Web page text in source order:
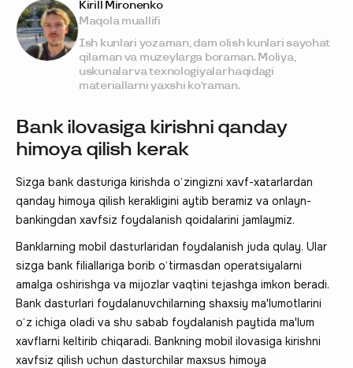
Bank ilovasiga kirishni qanday
himoya qilish kerak
Sizga bank dasturiga kirishda o‘zingizni xavf-xatarlardan
qanday himoya qilish kerakligini aytib beramiz va onlayn-
bankingdan xavfsiz foydalanish qoidalarini jamlaymiz.
Banklarning mobil dasturlaridan foydalanish juda qulay. Ular
sizga bank filiallariga borib o‘tirmasdan operatsiyalarni
amalga oshirishga va mijozlar vaqtini tejashga imkon beradi.
Bank dasturlari foydalanuvchilarning shaxsiy ma'lumotlarini
o‘z ichiga oladi va shu sabab foydalanish paytida ma'lum
xavflarni keltirib chiqaradi. Bankning mobil ilovasiga kirishni
xavfsiz qilish uchun dasturchilar maxsus himoya
Kirill Mironenko
Maqola muallifi
Ish kunlari yozaman, dam olish kunlari sayohat
qilaman va muzeylarga boraman. Moliya,
uskunalar va texnologiyalar haqidagi
materiallarni yaxshi ko‘raman.